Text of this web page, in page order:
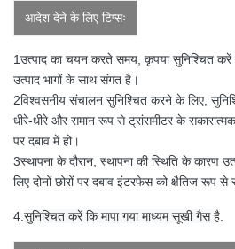
आदेश देने के लिए टिप्सः
1उत्पाद का चयन करते समय, कृपया सुनिश्चित करें
उत्पाद भागों के साथ संगत है।
2विश्वसनीय संचालन सुनिश्चित करने के लिए,
धीरे-धीरे और समान रूप से ट्रांसमीटर के सकारात्मक
पर दबाव में हो।
3स्थापना के दौरान, स्थापना की स्थिति के कारण
लिए दोनों छोरों पर दबाव इंटरफेस को क्षैतिज रूप
4. सुनिश्चित करें कि मापा गया माध्यम सूखी गैस है